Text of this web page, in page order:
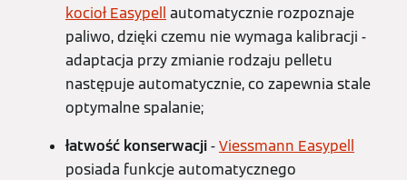
kocioł Easypell automatycznie rozpoznaje
paliwo, dzięki czemu nie wymaga kalibracji -
adaptacja przy zmianie rodzaju pelletu
następuje automatycznie, co zapewnia stale
optymalne spalanie;
łatwość konserwacji-Viessmann Easypell
posiada funkcje automatycznego